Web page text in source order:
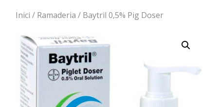
Inici / Ramaderia / Baytril 0,5% Pig Doser